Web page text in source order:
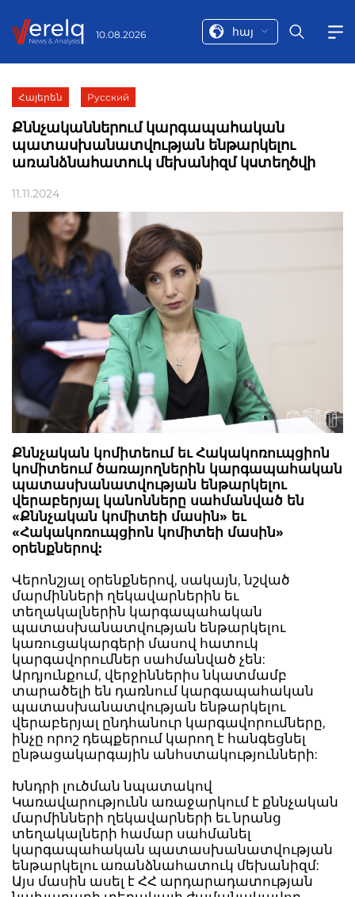
10.08.2026 հայ
Հայերեն Русский
Քննչականներում կարգապահական
պատասխանատվության ենթարկելու
առանձնահատուկ մեխանիզմ կստեղծվի
11.11.2024
Քննչական կոմիտեում եւ Հակակոռուպցիոն
կոմիտեում ծառայողներին կարգապահական
պատասխանատվության ենթարկելու
վերաբերյալ կանոնները սահմանված են
«Քննչական կոմիտեի մասին» եւ
«Հակակոռուպցիոն կոմիտեի մասին»
օրենքներով:
Վերոնշյալ օրենքներով, սակայն, նշված
մարմինների ղեկավարներին եւ
տեղակալներին կարգապահական
պատասխանատվության ենթարկելու
կառուցակարգերի մասով հատուկ
կարգավորումներ սահմանված չեն:
Արդյունքում, վերջիններիս նկատմամբ
տարածելի են դառնում կարգապահական
պատասխանատվության ենթարկելու
վերաբերյալ ընդհանուր կարգավորումները,
ինչը որոշ դեպքերում կարող է հանգեցնել
ընթացակարգային անհստակությունների:
Խնդրի լուծման նպատակով
Կառավարությունն առաջարկում է քննչական
մարմինների ղեկավարների եւ նրանց
տեղակալների համար սահմանել
կարգապահական պատասխանատվության
ենթարկելու առանձնահատուկ մեխանիզմ:
Այս մասին ասել է ՀՀ արդարադատության